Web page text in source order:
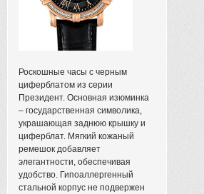
Роскошные часы с черным
циферблатом из серии
Президент. Основная изюминка
– государственная символика,
украшающая заднюю крышку и
циферблат. Мягкий кожаный
ремешок добавляет
элегантности, обеспечивая
удобство. Гипоаллергенный
стальной корпус не подвержен